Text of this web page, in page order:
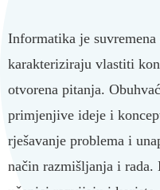
Informatika je
karakteriziraju vlastiti
otvorena pitanja.
primjenjive ideje i
rješavanje problema i
način razmišljanja i